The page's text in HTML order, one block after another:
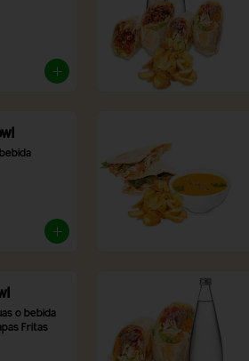
o bebida
Fritas